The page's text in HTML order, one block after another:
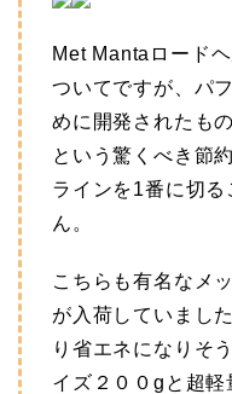
Met Mantaロード
ついてですが、パ
めに開発されたも
という驚くべき節
ラインを1番に切
ん。
こちらも有名なメ
が入荷していまし
り省エネになりそ
イズ２００gと超